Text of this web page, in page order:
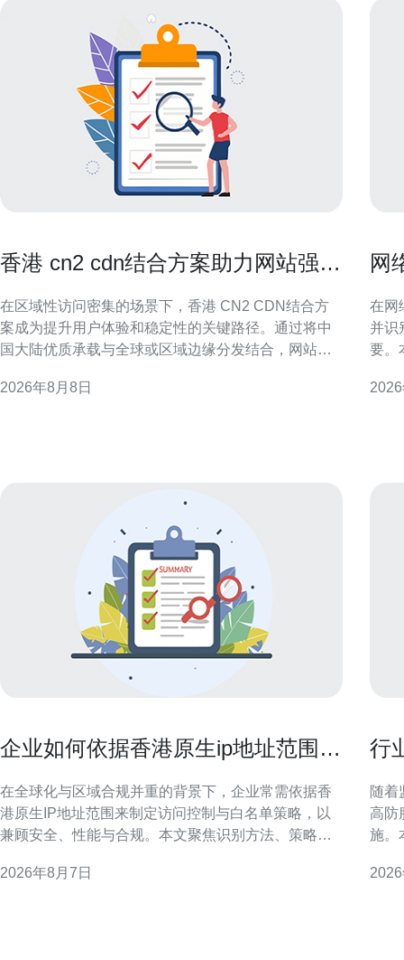
香港 cn2 cdn结合方案助力网站强力
在区域性访问密集的场景下，香港 CN2 CDN结合方
案成为提升用户体验和稳定性的关键路径。通过将中
国大陆优质承载与全球或区域边缘分发结合，网站能
港 CN2 与 CDN 结合方案 香港 CN2 CDN结合方案指
2026年8月8日
网
在网
并识
要。
法，
企业如何依据香港原生ip地址范围做
在全球化与区域合规并重的背景下，企业常需依据香
港原生IP地址范围来制定访问控制与白名单策略，以
兼顾安全、性能与合规。本文聚焦识别方法、策略设
点，适合用于SEO与本地化安全部署参考。 为何需要
2026年8月7日
行
随着
高防
施。
流程